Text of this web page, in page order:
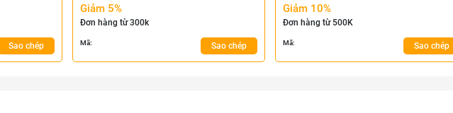
Sao chép
Giảm 5%
Đơn hàng từ 300k
Mã: Sao chép
Giảm 10%
Đơn hàng từ 500K
Mã: Sao chép